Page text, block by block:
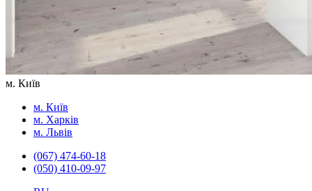
м. Київ
м. Київ
м. Харків
м. Львів
(067) 474-60-18
(050) 410-09-97